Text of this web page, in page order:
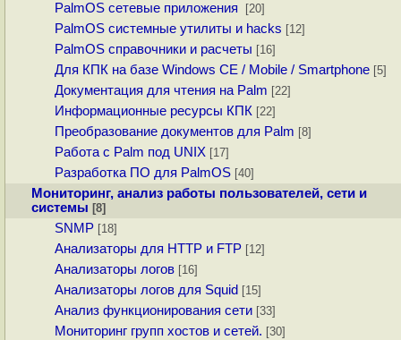
PalmOS сетевые приложения [20]
PalmOS системные утилиты и hacks [12]
PalmOS справочники и расчеты [16]
Для КПК на базе Windows CE / Mobile / Smartphone [5]
Документация для чтения на Palm [22]
Информационные ресурсы КПК [22]
Преобразование документов для Palm [8]
Работа с Palm под UNIX [17]
Разработка ПО для PalmOS [40]
Мониторинг, анализ работы пользователей, сети и
системы [8]
SNMP [18]
Анализаторы для HTTP и FTP [12]
Анализаторы логов [16]
Анализаторы логов для Squid [15]
Анализ функционирования сети [33]
Мониторинг групп хостов и сетей. [30]